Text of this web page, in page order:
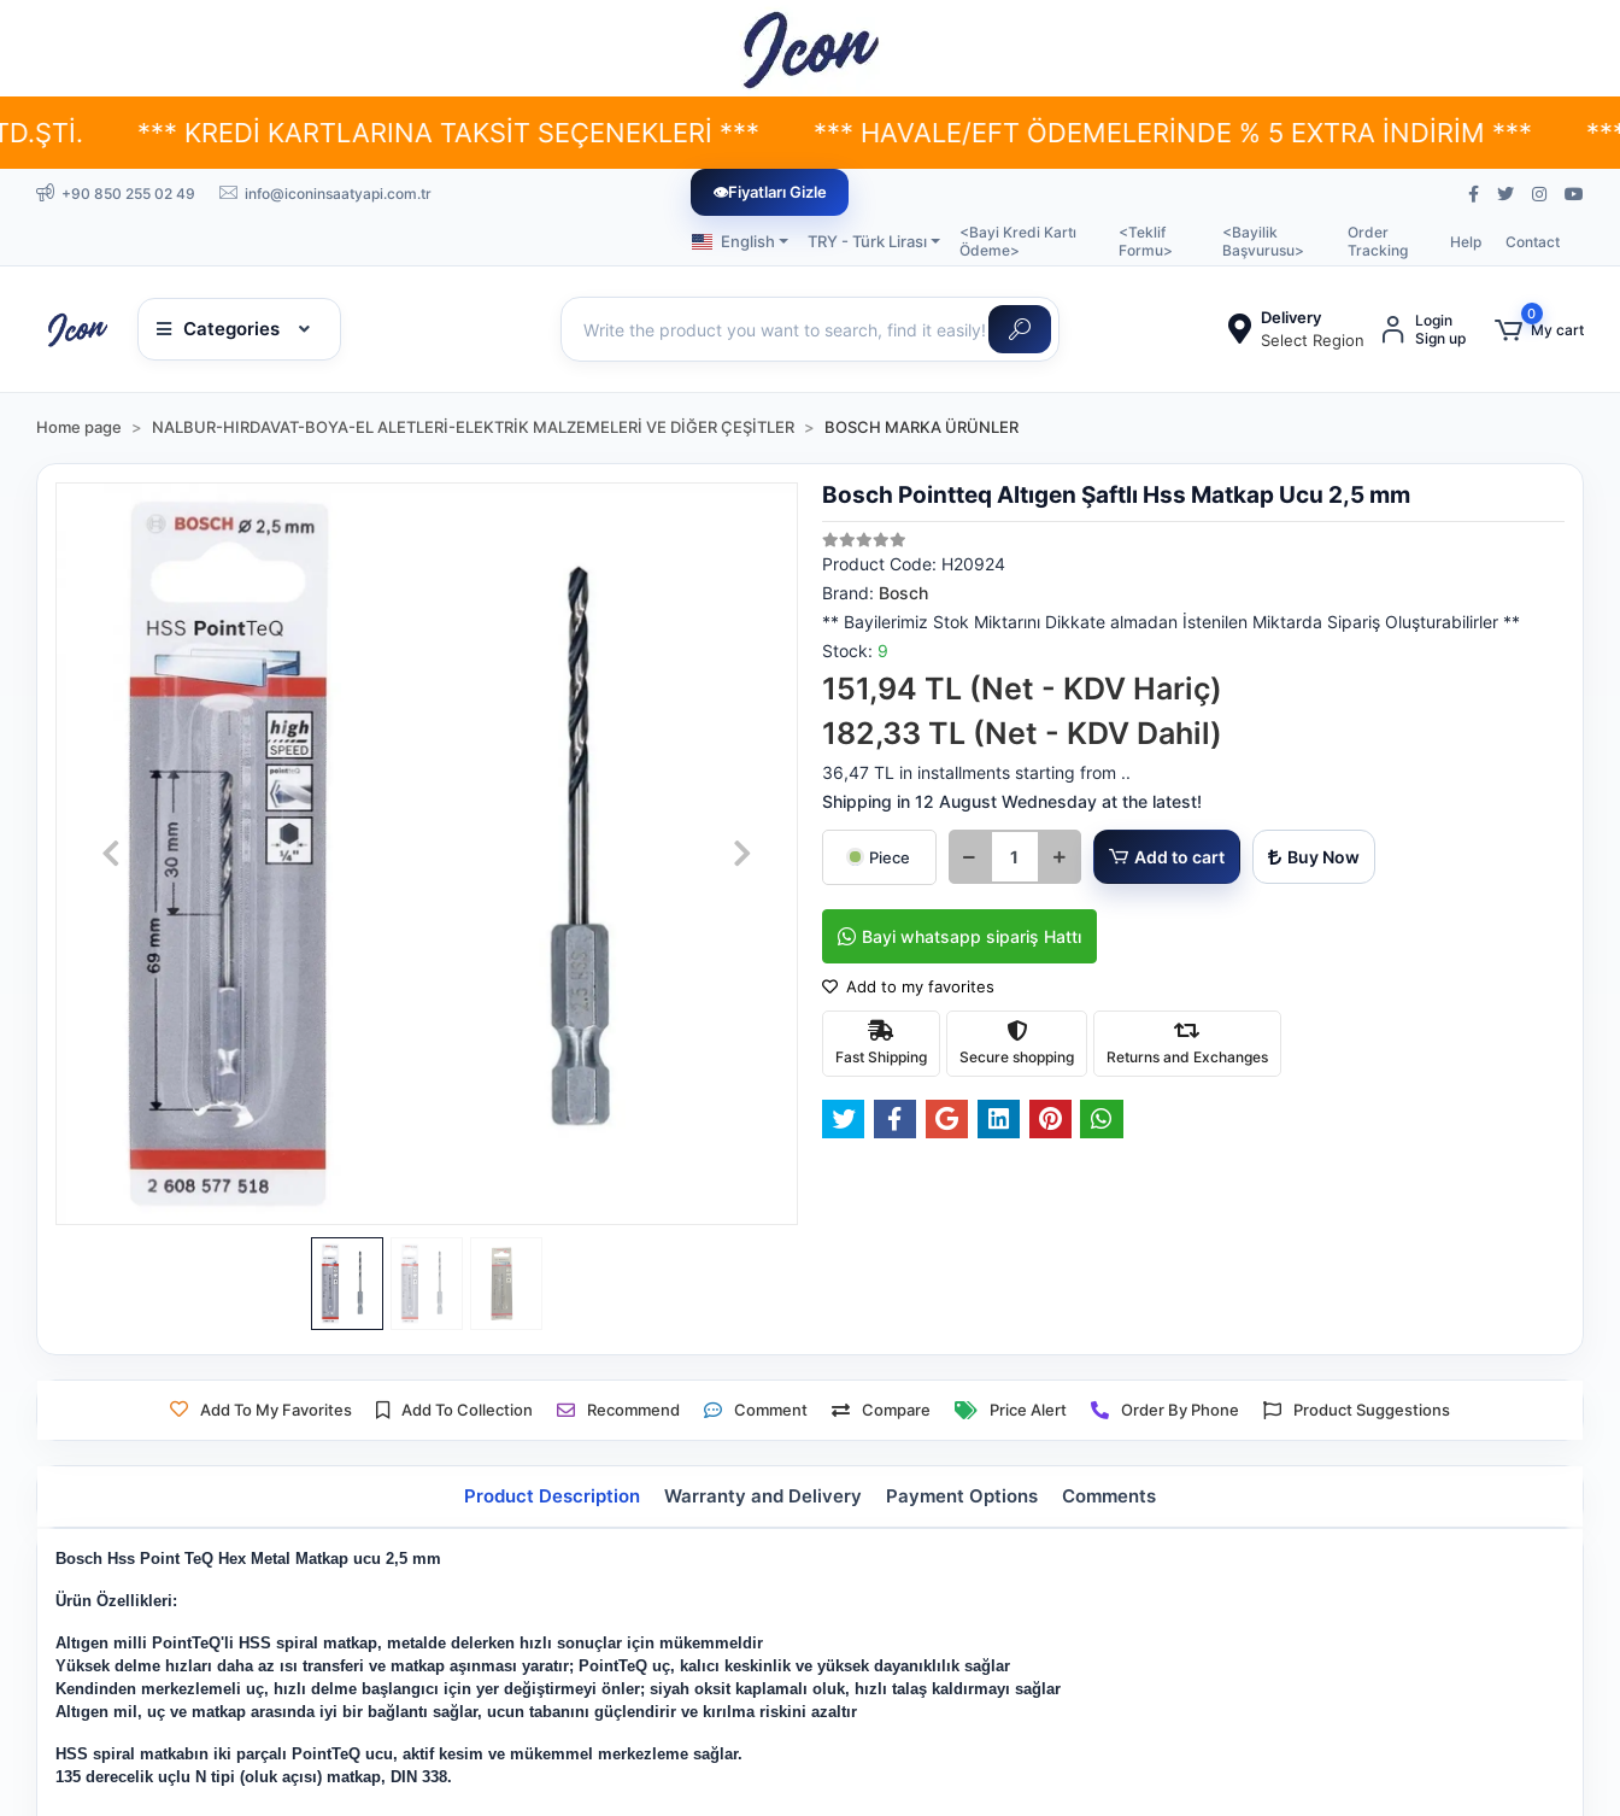
*** KREDİ KARTLARINA TAKSİT SEÇENEKLERİ *** *** HAVALE/EFT ÖDEMELERİNDE % 5 EXTRA İNDİRİM *** ***
+90 850 255 02 49 info@iconinsaatyapi.com.tr 👁Fiyatları Gizle
English TRY - Türk Lirası
<Bayi Kredi Kartı
Ödeme>
<Teklif
Formu>
<Bayilik
Başvurusu>
Order
Tracking
Help Contact
Categories
Delivery
Select Region
Login
Sign up
0
My cart
Home page NALBUR-HIRDAVAT-BOYA-EL ALETLERİ-ELEKTRİK MALZEMELERİ VE DİĞER ÇEŞİTLER BOSCH MARKA ÜRÜNLER
Bosch Pointteq Altıgen Şaftlı Hss Matkap Ucu 2,5 mm
Product Code: H20924
Brand: Bosch
** Bayilerimiz Stok Miktarını Dikkate almadan İstenilen Miktarda Sipariş Oluşturabilirler **
Stock: 9
151,94 TL (Net - KDV Hariç)
182,33 TL (Net - KDV Dahil)
36,47 TL in installments starting from ..
Shipping in 12 August Wednesday at the latest!
Piece Add to cart Buy Now
Bayi whatsapp sipariş Hattı
Add to my favorites
Fast Shipping Secure shopping Returns and Exchanges
Add To My Favorites Add To Collection Recommend Comment Compare Price Alert Order By Phone Product Suggestions
Product Description Warranty and Delivery Payment Options Comments
Bosch Hss Point TeQ Hex Metal Matkap ucu 2,5 mm
Ürün Özellikleri:
Altıgen milli PointTeQ'li HSS spiral matkap, metalde delerken hızlı sonuçlar için mükemmeldir
Yüksek delme hızları daha az ısı transferi ve matkap aşınması yaratır; PointTeQ uç, kalıcı keskinlik ve yüksek dayanıklılık sağlar
Kendinden merkezlemeli uç, hızlı delme başlangıcı için yer değiştirmeyi önler; siyah oksit kaplamalı oluk, hızlı talaş kaldırmayı sağlar
Altıgen mil, uç ve matkap arasında iyi bir bağlantı sağlar, ucun tabanını güçlendirir ve kırılma riskini azaltır
HSS spiral matkabın iki parçalı PointTeQ ucu, aktif kesim ve mükemmel merkezleme sağlar.
135 derecelik uçlu N tipi (oluk açısı) matkap, DIN 338.